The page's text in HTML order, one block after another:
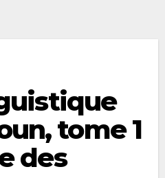
tome 1
des